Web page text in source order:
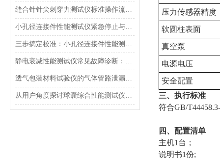
缝合针针尖刺穿力测试仪标准操作流程（SOP）及实验员培训要点
小孔径连接件性能测试仪紧急停止与异常状态下的安全复位操作
三步搞定校准：小孔径连接件性能测试仪的每日开机自检流程详解
静电衰减性能测试仪常见故障诊断：充电不稳定与电位漂移排查
透气包装材料试验仪的气体管路泄漏防护与废气排放系统详解
从用户角度探讨球囊综合性能测试仪的故障问题
压力传感器精度
软圆柱表面
真空泵
电源电压
安全配置
三、执行标准
符合GB/
四、配置清单
主机1台；
说明书1份;